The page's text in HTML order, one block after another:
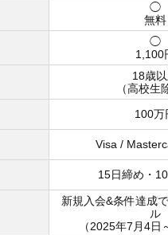
◯
無料
◯
1,100
18歳
（高校生
100万
Visa /
15日締め・
新規入会&条件達成
ル
（2025年7月4日